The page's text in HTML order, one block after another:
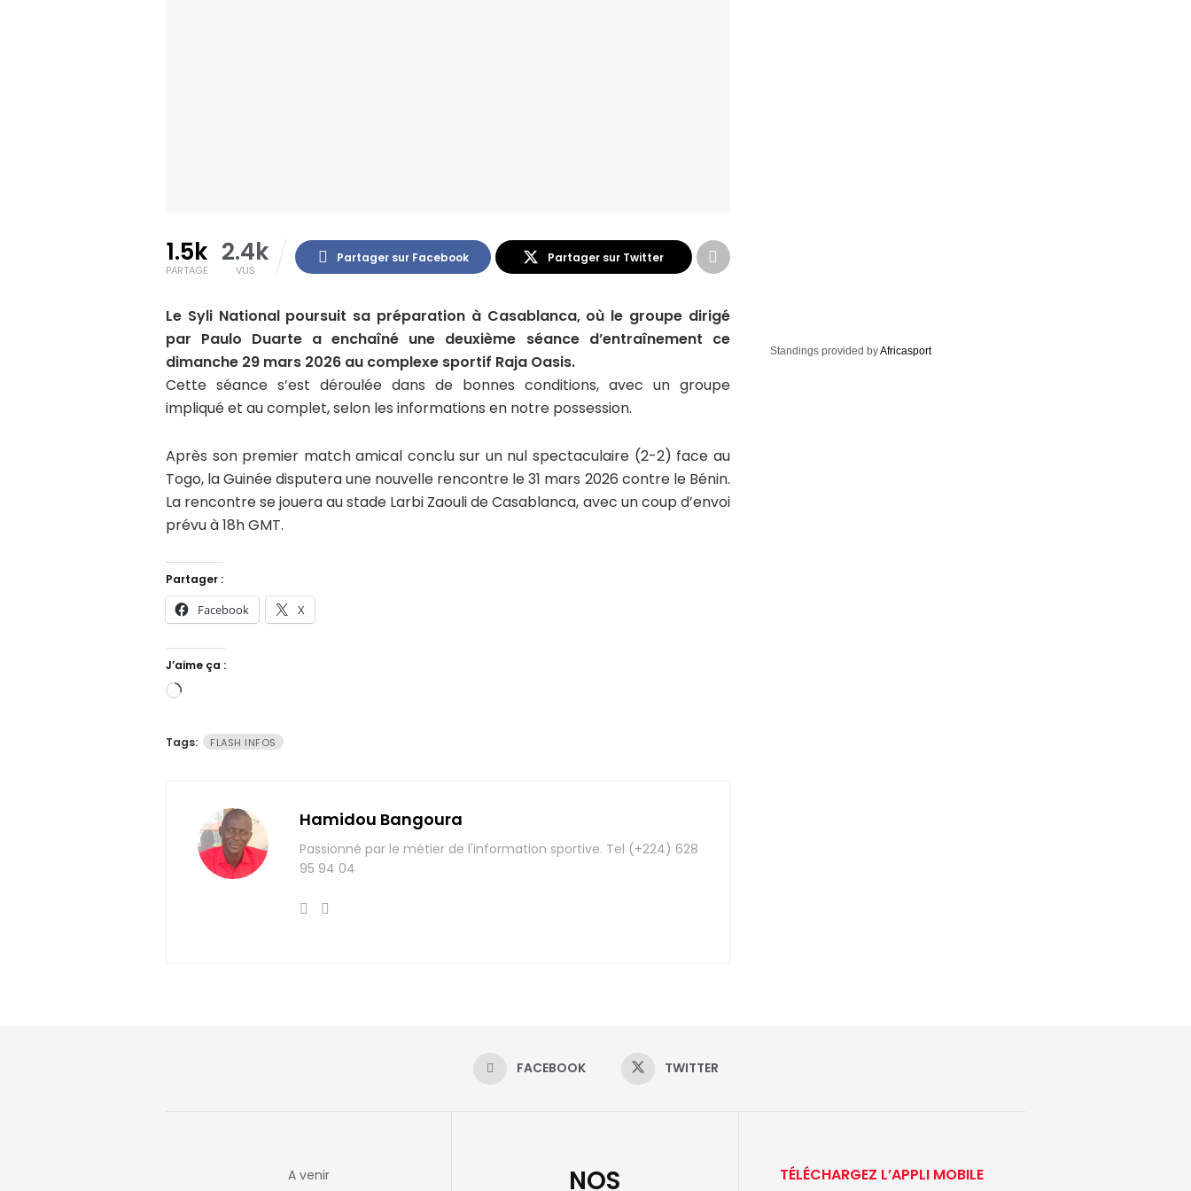
1.5k
PARTAGE
2.4k
VUS
Partager sur Facebook Partager sur Twitter
Le Syli Nationalpoursuit sa préparation à Casablanca, où le groupe dirigé
par Paulo Duarte a enchaîné une deuxième séance d’entraînement ce
dimanche 29 mars 2026 au complexe sportif Raja Oasis.
Cette séance s’est déroulée dans de bonnes conditions, avec un groupe
impliqué et au complet, selon les informations en notre possession.
Après son premier match amical conclu sur un nul spectaculaire (2-2) face au
Togo, la Guinée disputera une nouvelle rencontre le 31 mars 2026 contre le Bénin.
La rencontre se jouera au stade Larbi Zaouli de Casablanca, avec un coup d’envoi
prévu à 18h GMT.
Partager :
Facebook X
J’aime ça :
Chargement…
Tags: FLASH INFOS
Hamidou Bangoura
Passionné par le métier de l'information sportive. Tel (+224) 628
95 94 04
Standings provided byAfricasport
FACEBOOK TWITTER
A venir NOS TÉLÉCHARGEZ L’APPLI MOBILE